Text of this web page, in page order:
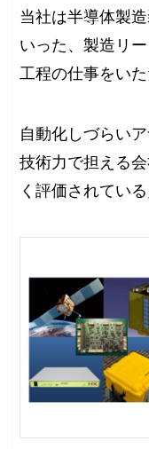
当社は半導体製
いった、製造リ
工程の仕事をいた
自動化しづらい
技術力で担える
く評価されてい